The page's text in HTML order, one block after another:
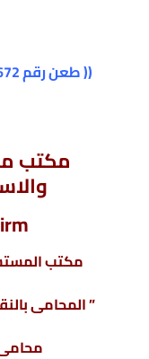
(( طعن رقم 672 لسنة 75 ق جلسة 10/1/2012 ))
مكتب
مكتب
” المحامى